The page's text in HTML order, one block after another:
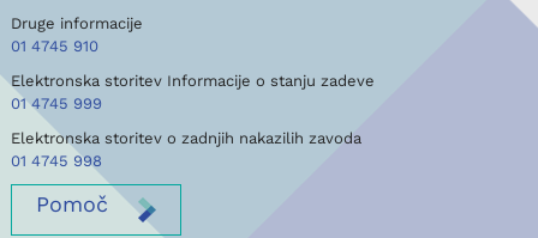
Druge informacije
01 4745 910
Elektronska storitev Informacije o stanju zadeve
01 4745 999
Elektronska storitev o zadnjih nakazilih zavoda
01 4745 998
Pomoč